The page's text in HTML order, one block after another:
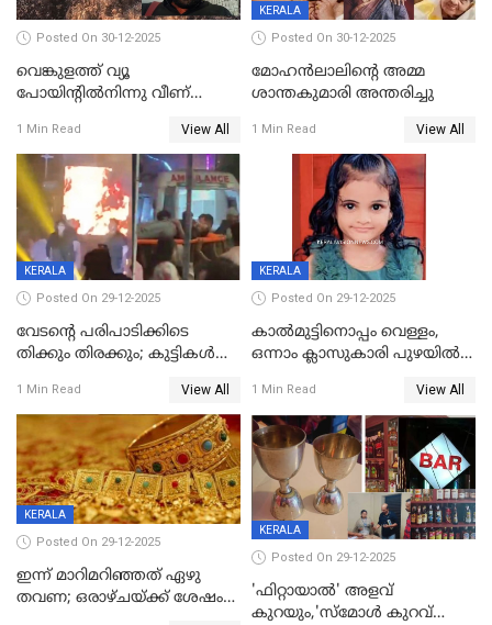
Posted On 30-12-2025
വെങ്കുളത്ത് വ്യൂ
പോയിന്റിൽനിന്നു വീണ്
1 Min Read View All
KERALA
Posted On 30-12-2025
മോഹന്‍ലാലിന്‍റെ അമ്മ
ശാന്തകുമാരി അന്തരിച്ചു
1 Min Read View All
KERALA
Posted On 29-12-2025
വേടന്റെ പരിപാടിക്കിടെ
തിക്കും തിരക്കും; കുട്ടികള്‍
പരിക്ക്; പാളം മറികടന്ന
യുവാവ് ട്രെയിന്‍ തട്ടി മരിച്ചു
1 Min Read View All
KERALA
Posted On 29-12-2025
കാൽമുട്ടിനൊപ്പം വെള്ളം,
ഒന്നാം ക്ലാസുകാരി പുഴയിൽ
കുട്ടികൾക്കൊപ്പം
കളിക്കുന്നതിനിടെ
1 Min Read View All
KERALA
Posted On 29-12-2025
ഇന്ന് മാറിമറിഞ്ഞത് ഏഴു
തവണ; ഒരാഴ്ചയ്ക്ക് ശേഷം
KERALA
Posted On 29-12-2025
'ഫിറ്റായാൽ' അളവ്
കുറയും,'സ്‌മോൾ കുറവ്